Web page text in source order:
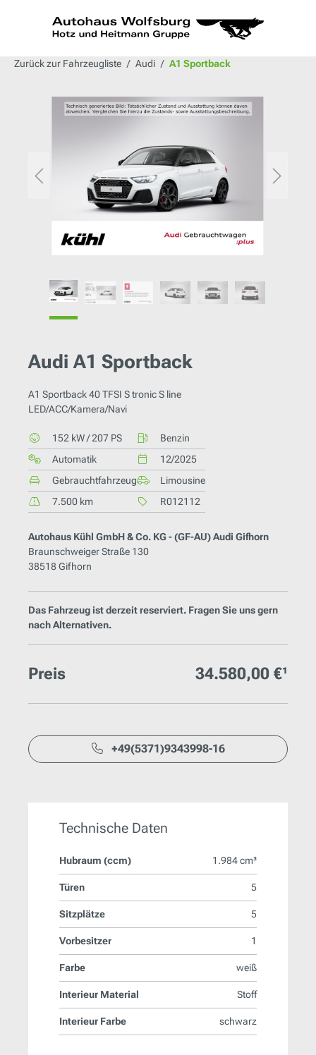
springen
Zurück zur Fahrzeugliste Audi A1 Sportback
Bildergalerie überspringen
Audi A1 Sportback
A1 Sportback 40 TFSI S tronic S line
LED/ACC/Kamera/Navi
152 kW / 207 PS
Automatik
Gebrauchtfahrzeug
7.500 km
Benzin
12/2025
Limousine
R012112
Autohaus Kühl GmbH & Co. KG - (GF-AU) Audi Gifhorn
Braunschweiger Straße 130
38518 Gifhorn
Das Fahrzeug ist derzeit reserviert. Fragen Sie uns gern
nach Alternativen.
Preis 34.580,00 €¹
+49(5371)9343998-16
Technische Daten
Hubraum (ccm) 1.984 cm³
Türen 5
Sitzplätze 5
Vorbesitzer 1
Farbe weiß
Interieur Material Stoff
Interieur Farbe schwarz